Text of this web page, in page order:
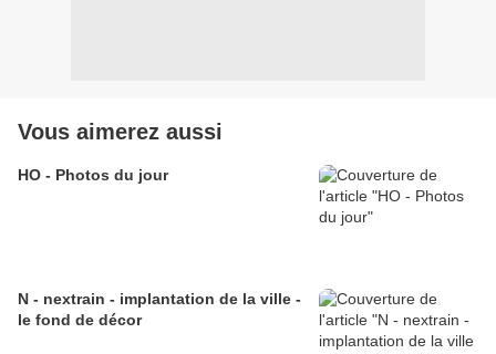
Vous aimerez aussi
HO - Photos du jour
N - nextrain - implantation de la ville -
le fond de décor